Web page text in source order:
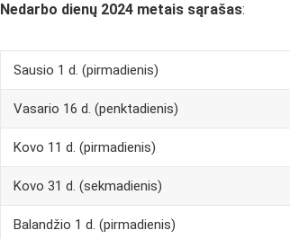
Nedarbo dienų 2024 metais sąrašas:
Sausio 1 d. (pirmadienis)
Vasario 16 d. (penktadienis)
Kovo 11 d. (pirmadienis)
Kovo 31 d. (sekmadienis)
Balandžio 1 d. (pirmadienis)